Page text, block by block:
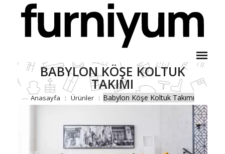
BABYLON KÖŞE KOLTUK
TAKIMI
Anasayfa Ürünler Babylon Köşe Koltuk Takımı